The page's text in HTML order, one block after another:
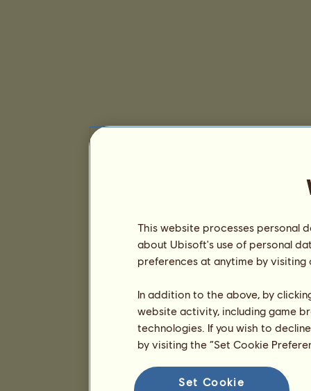
This website processes personal
about Ubisoft's use of personal
preferences at anytime by
In addition to the above, by
website activity, including game
technologies. If you wish to
by visiting the “Set Cookie
Set Cookie